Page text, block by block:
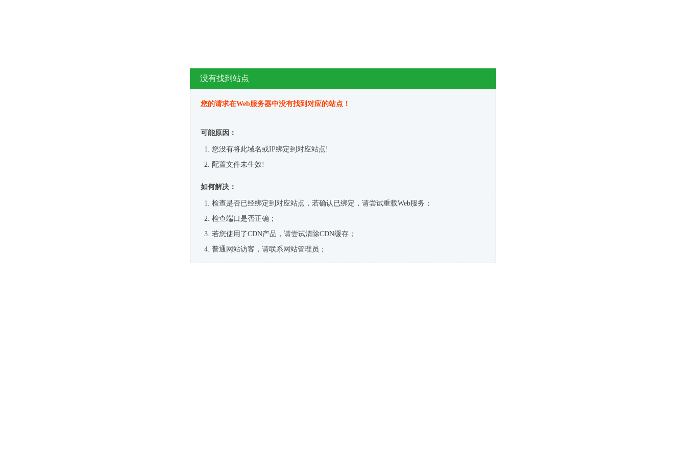
没有找到站点
您的请求在Web服务器中没有找到对应的站点！
可能原因：
您没有将此域名或IP绑定到对应站点!
配置文件未生效!
如何解决：
检查是否已经绑定到对应站点，若确认已绑定，请尝试重载Web服务；
检查端口是否正确；
若您使用了CDN产品，请尝试清除CDN缓存；
普通网站访客，请联系网站管理员；